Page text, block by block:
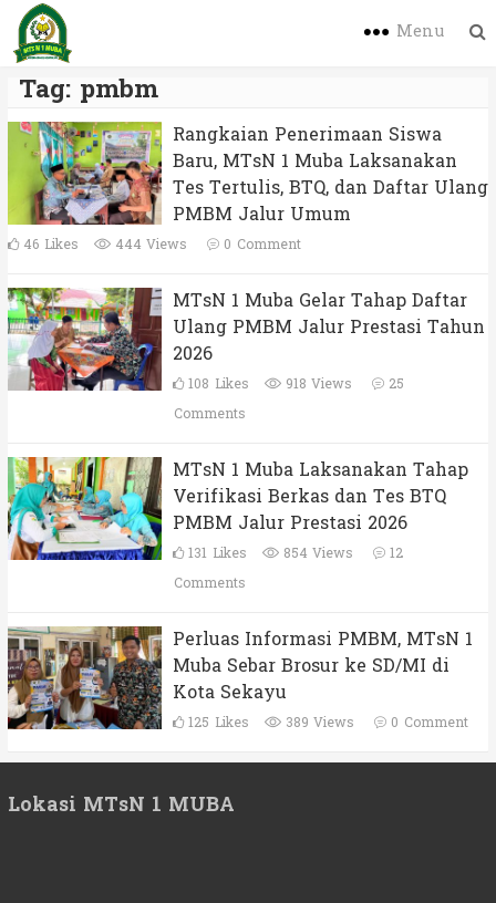
Menu
Tag: pmbm
Rangkaian Penerimaan Siswa
Baru, MTsN 1 Muba Laksanakan
Tes Tertulis, BTQ, dan Daftar Ulang
PMBM Jalur Umum
46 Likes 444 Views 0 Comment
MTsN 1 Muba Gelar Tahap Daftar
Ulang PMBM Jalur Prestasi Tahun
2026
108 Likes 918 Views
25
Comments
MTsN 1 Muba Laksanakan Tahap
Verifikasi Berkas dan Tes BTQ
PMBM Jalur Prestasi 2026
131 Likes 854 Views
12
Comments
Perluas Informasi PMBM, MTsN 1
Muba Sebar Brosur ke SD/MI di
Kota Sekayu
125 Likes 389 Views 0 Comment
Lokasi MTsN 1 MUBA